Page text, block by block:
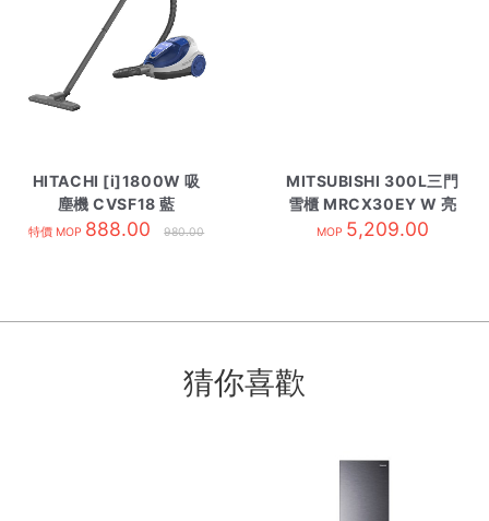
HITACHI [i]1800W 吸
塵機 CVSF18 藍
特價 MOP 888.00 980.00
MITSUBISHI 300L三門
雪櫃 MRCX30EY W 亮
白
MOP 5,209.00
猜你喜歡